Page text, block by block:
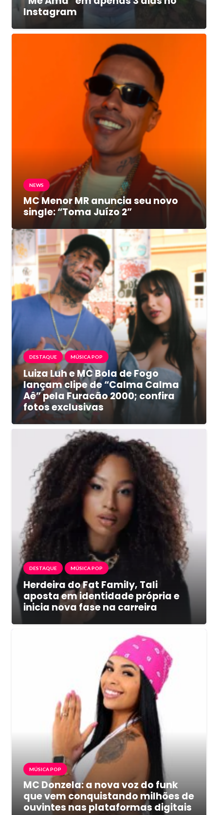
Instagram
NEWS
MC Menor MR anuncia seu novo
single: “Toma Juízo 2”
DESTAQUE MÚSICA POP
Luiza Luh e MC Bola de Fogo
lançam clipe de “Calma Calma
Aê” pela Furacão 2000; confira
fotos exclusivas
DESTAQUE MÚSICA POP
Herdeira do Fat Family, Tali
aposta em identidade própria e
inicia nova fase na carreira
MÚSICA POP
MC Donzela: a nova voz do funk
que vem conquistando milhões de
ouvintes nas plataformas digitais